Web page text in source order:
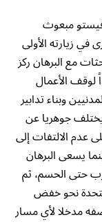
مبعوث
في زيارته الأولى
مع البرهان ركز
الأعمال
وبناء تدابير
يختلف جوهريا عن
عدم الالتفات إلى
يسعى البرهان
حتى الحسم، ثم
نحو خفض
مدخلا لأي مسار